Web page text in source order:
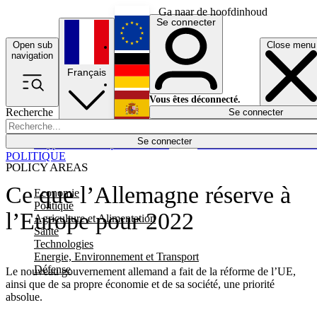
Ga naar de hoofdinhoud
Open sub
navigation
Close menu
Recherche
Se connecter
POLICY AREAS
Economie
Politique
Agriculture et Alimentation
Santé
Technologies
Energie, Environnement et Transport
Défense
Économie
Français
English
Deutsch
Español
Se connecter
Vous êtes déconnecté.
Se connecter
Ce que l’Allemagne réserve à
l’Europe pour 2022
Le nouveau gouvernement allemand a fait de la réforme de l’UE,
ainsi que de sa propre économie et de sa société, une priorité
absolue.
POLITIQUE